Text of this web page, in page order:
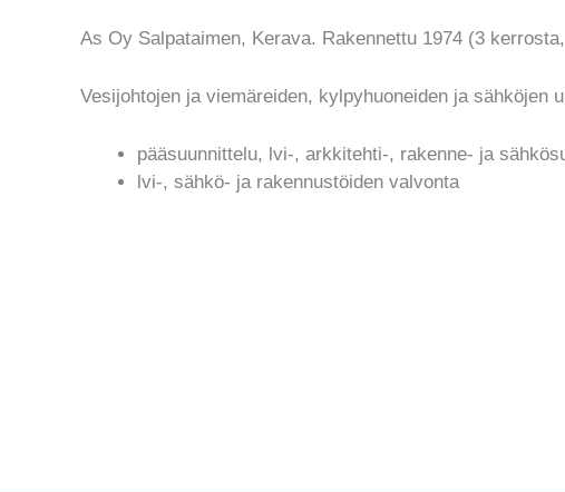
As Oy Salpataimen, Kerava. Rakennettu 1974 (3
Vesijohtojen ja viemäreiden, kylpyhuoneiden ja sähköjen
pääsuunnittelu, lvi-, arkkitehti-, rakenne- ja
lvi-, sähkö- ja rakennustöiden valvonta